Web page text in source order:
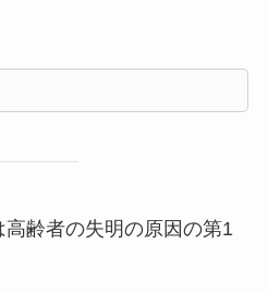
齢者の失明の原因の第1